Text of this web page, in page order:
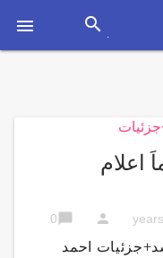
 search
اعلام
person
chat_bubble
0
احمد